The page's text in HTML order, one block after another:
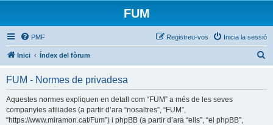
FUM
PMF Inicia la sessió
Registreu-vos
Inici Índex del fòrum
FUM - Normes de privadesa
Aquestes normes expliquen en detall com “FUM” a més de les seves
companyies afiliades (a partir d’ara “nosaltres”, “FUM”,
“https://www.miramon.cat/Fum”) i phpBB (a partir d’ara “ells”, “el phpBB”,